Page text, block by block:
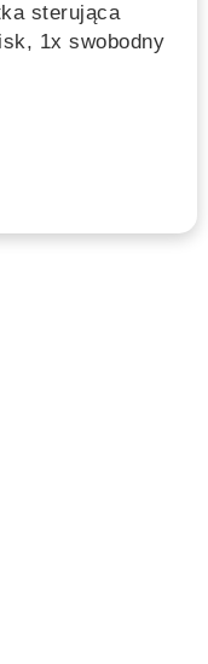
sterująca
1x swobodny